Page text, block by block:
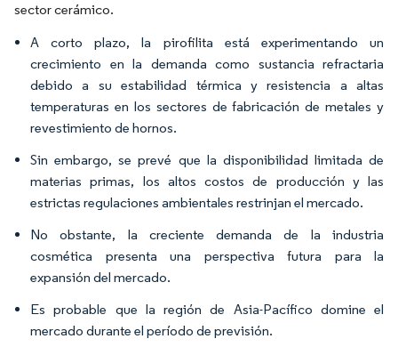
sector cerámico.
A corto plazo, la pirofilita está experimentando un
crecimiento en la demanda como sustancia refractaria
debido a su estabilidad térmica y resistencia a altas
temperaturas en los sectores de fabricación de metales y
revestimiento de hornos.
Sin embargo, se prevé que la disponibilidad limitada de
materias primas, los altos costos de producción y las
estrictas regulaciones ambientales restrinjan el mercado.
No obstante, la creciente demanda de la industria
cosmética presenta una perspectiva futura para la
expansión del mercado.
Es probable que la región de Asia-Pacífico domine el
mercado durante el período de previsión.